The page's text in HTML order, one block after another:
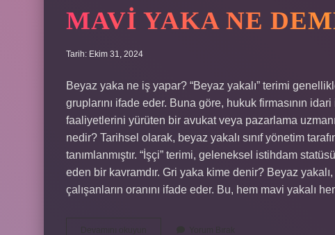
MAVI YAKA NE
Tarih: Ekim 31, 2024
Beyaz yaka ne iş yapar? “Beyaz yakalı” terimi
gruplarını ifade eder. Buna göre, hukuk firmasının
faaliyetlerini yürüten bir avukat veya pazarlama
nedir? Tarihsel olarak, beyaz yakalı sınıf yönetim
tanımlanmıştır. “İşçi” terimi, geleneksel istihdam
eden bir kavramdır. Gri yaka kime denir? Beyaz
çalışanların oranını ifade eder. Bu, hem mavi yakalı